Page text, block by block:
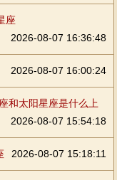
座
2026-08-07 16:36:48
2026-08-07 16:00:24
和太阳星座是什么上
2026-08-07 15:54:18
2026-08-07 15:18:11